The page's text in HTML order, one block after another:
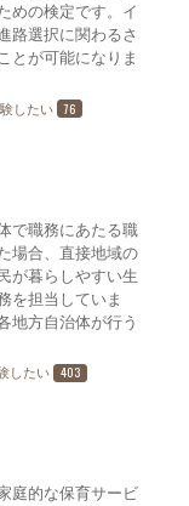
めの検定です。イ
路選択に関わるさ
とが可能になりま
したい 76
で職務にあたる職
場合、直接地域の
が暮らしやすい生
を担当していま
地方自治体が行う
したい 403
庭的な保育サービ